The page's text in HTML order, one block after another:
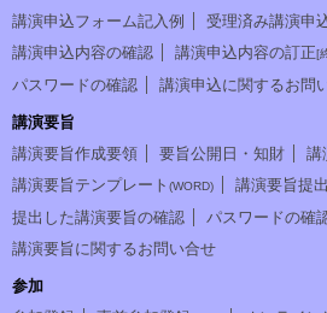
講演申込フォーム記入例
受理済み講演申
講演申込内容の確認
講演申込内容の訂正[
パスワードの確認
講演申込に関するお問
講演要旨
講演要旨作成要領
要旨公開日・知財
講
講演要旨テンプレート (WORD) 講演要旨提
提出した講演要旨の確認
パスワードの確
講演要旨に関するお問い合せ
参加